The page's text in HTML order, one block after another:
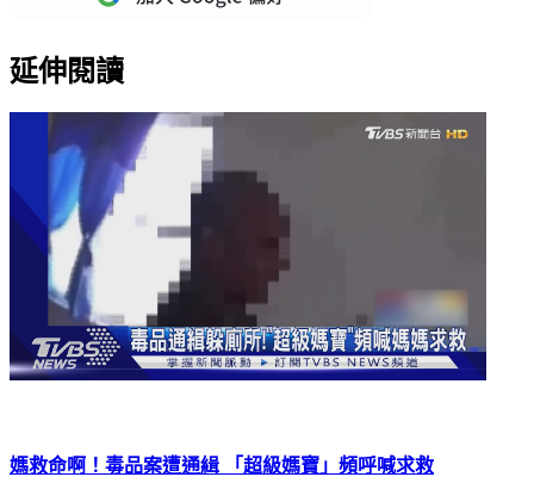
延伸閱讀
媽救命啊！毒品案遭通緝 「超級媽寶」頻呼喊求救